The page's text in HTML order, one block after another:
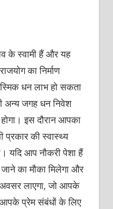
के स्वामी हैं और यह
का निर्माण
धन लाभ हो सकता
अन्य जगह धन निवेश
इस दौरान आपका
की स्वास्थ्य
यदि आप नौकरी पेशा हैं
का मौका मिलेगा और
लाएगा, जो आपके
आपके प्रेम संबंधों के लिए